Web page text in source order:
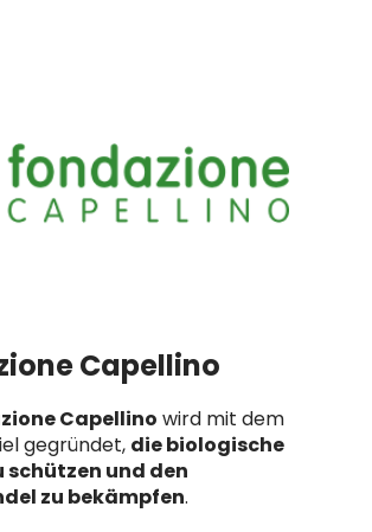
Capellino
Capellino wird mit dem
gegründet, die biologische
schützen und den
zu bekämpfen.